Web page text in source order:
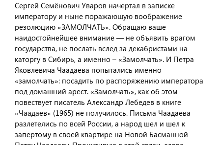
Сергей Семёнович Уваров начертал в записке
императору и ныне поражающую воображение
резолюцию «ЗАМОЛЧАТЬ». Обращаю ваше
наидостойнейшее внимание — не объявить врагом
государства, не послать вслед за декабристами на
каторгу в Сибирь, а именно – «Замолчать». И Петра
Яковлевича Чаадаева попытались именно
«замолчать»: посадить по распоряжению императора
под домашний арест. «Замолчать», как об этом
повествует писатель Александр Лебедев в книге
«Чаадаев» (1965) не получилось. Письма Чаадаева
разлетелись по всей России, а народ шел и шел к
запертому в своей квартире на Новой Басманной